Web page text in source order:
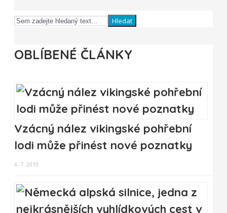
Hledat
OBLÍBENÉ ČLÁNKY
Vzácný nález vikingské pohřební
lodi může přinést nové poznatky
6. 7. 2019